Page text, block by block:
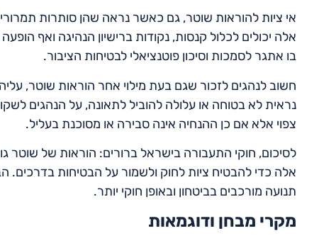
אי ציות להוראות שוטר, גם כאשר נראה שהן סותרות
אלה יכולים לכלול קנסות, נקודות ברישיון הנהיגה ואף
בו אתגר לסמכות וסיכון פוטנציאלי לבטיחות הציבור.
חשוב לנהגים לזכור שגם בעת מילוי אחר הוראות שוטר,
נראית לא בטוחה או עלולה להוביל לתאונה, על הנהגים
צפוי אלא אם כן ההנחיה אינה סבירה או מסוכנת בעליל.
לסיכום, חוקי התעבורה בישראל ברורים: הוראות של שוטר
אלה כדי להבטיח ציות לחוק ולשמור על הבטיחות בדרכים.
תנועה מורכבים בביטחון ובאופן חוקי יותר.
מקרי מבחן ודוגמאות